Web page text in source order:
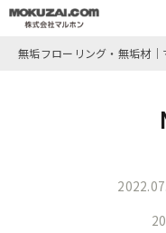
無垢フローリング・無垢材｜